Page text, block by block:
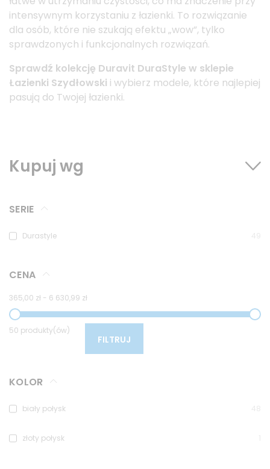
intensywnym korzystaniu z łazienki. To rozwiązanie
dla osób, które nie szukają efektu „wow”, tylko
sprawdzonych i funkcjonalnych rozwiązań.
Sprawdź kolekcję Duravit DuraStyle w sklepie
Łazienki Szydłowski i wybierz modele, które najlepiej
pasują do Twojej łazienki.
Kupuj wg
SERIE
Durastyle
CENA
365,00 zł - 6 630,99 zł
50 produkty(ów)
FILTRUJ
KOLOR
biały połysk
złoty połysk